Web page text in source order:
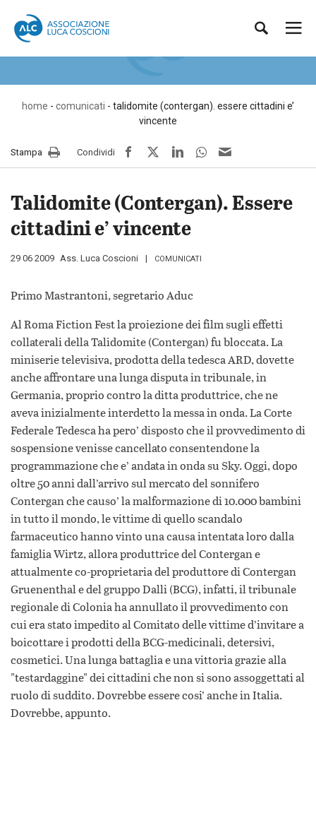
contenuto
Associazione
Luca
Coscioni
scientifica
APS
comunicati
home - comunicati - talidomite (contergan). essere cittadini e’
vincente
Stampa Condividi facebooktwitterLinkedInwhatsapp
mail
Talidomite (Contergan). Essere
cittadini e’ vincente
Pubblicato
29 06 2009 da
Ass. Luca Coscioni COMUNICATI
Primo Mastrantoni, segretario Aduc
Al Roma Fiction Fest la proiezione dei film sugli effetti
collaterali della Talidomite (Contergan) fu bloccata. La
miniserie televisiva, prodotta della tedesca ARD, dovette
anche affrontare una lunga disputa in tribunale, in
Germania, proprio contro la ditta produttrice, che ne
aveva inizialmente interdetto la messa in onda. La Corte
Federale Tedesca ha pero’ disposto che il provvedimento di
sospensione venisse cancellato consentendone la
programmazione che e’ andata in onda su Sky. Oggi, dopo
oltre 50 anni dall’arrivo sul mercato del sonnifero
Contergan che causo’ la malformazione di 10.000 bambini
in tutto il mondo, le vittime di quello scandalo
farmaceutico hanno vinto una causa intentata loro dalla
famiglia Wirtz, allora produttrice del Contergan e
attualmente co-proprietaria del produttore di Contergan
Gruenenthal e del gruppo Dalli (BCG), infatti, il tribunale
regionale di Colonia ha annullato il provvedimento con
cui era stato impedito al Comitato delle vittime d’invitare a
boicottare i prodotti della BCG-medicinali, detersivi,
cosmetici. Una lunga battaglia e una vittoria grazie alla
"testardaggine" dei cittadini che non si sono assoggettati al
ruolo di suddito. Dovrebbe essere cosi’ anche in Italia.
Dovrebbe, appunto.